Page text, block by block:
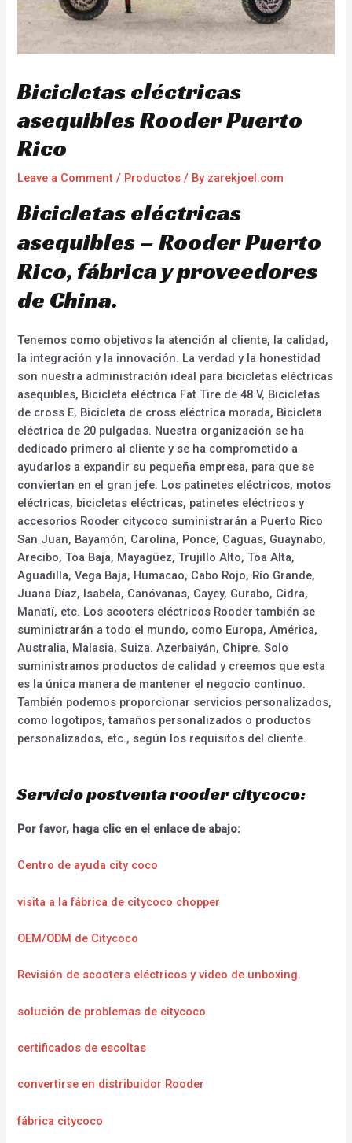
Bicicletas eléctricas
asequibles Rooder Puerto
Rico
Leave a Comment / Productos / By zarekjoel.com
Bicicletas eléctricas
asequibles – Rooder Puerto
Rico, fábrica y proveedores
de China.
Tenemos como objetivos la atención al cliente, la calidad,
la integración y la innovación. La verdad y la honestidad
son nuestra administración ideal para bicicletas eléctricas
asequibles, Bicicleta eléctrica Fat Tire de 48 V, Bicicletas
de cross E, Bicicleta de cross eléctrica morada, Bicicleta
eléctrica de 20 pulgadas. Nuestra organización se ha
dedicado primero al cliente y se ha comprometido a
ayudarlos a expandir su pequeña empresa, para que se
conviertan en el gran jefe. Los patinetes eléctricos, motos
eléctricas, bicicletas eléctricas, patinetes eléctricos y
accesorios Rooder citycoco suministrarán a Puerto Rico
San Juan, Bayamón, Carolina, Ponce, Caguas, Guaynabo,
Arecibo, Toa Baja, Mayagüez, Trujillo Alto, Toa Alta,
Aguadilla, Vega Baja, Humacao, Cabo Rojo, Río Grande,
Juana Díaz, Isabela, Canóvanas, Cayey, Gurabo, Cidra,
Manatí, etc. Los scooters eléctricos Rooder también se
suministrarán a todo el mundo, como Europa, América,
Australia, Malasia, Suiza. Azerbaiyán, Chipre. Solo
suministramos productos de calidad y creemos que esta
es la única manera de mantener el negocio continuo.
También podemos proporcionar servicios personalizados,
como logotipos, tamaños personalizados o productos
personalizados, etc., según los requisitos del cliente.
Servicio postventa rooder citycoco:
Por favor, haga clic en el enlace de abajo:
Centro de ayuda city coco
visita a la fábrica de citycoco chopper
OEM/ODM de Citycoco
Revisión de scooters eléctricos y video de unboxing.
solución de problemas de citycoco
certificados de escoltas
convertirse en distribuidor Rooder
fábrica citycoco